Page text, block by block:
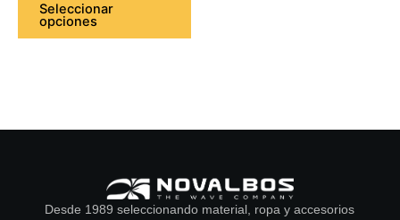
Seleccionar
opciones
Desde 1989 seleccionando material, ropa y accesorios